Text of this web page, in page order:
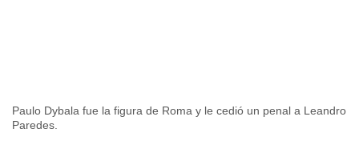
Paulo Dybala fue la figura de Roma y le cedió un penal a Leandro
Paredes.